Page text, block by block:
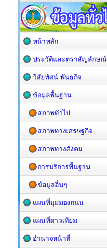
หน้าหลัก
ประวัติและตราสัญลักษณ์
วิสัยทัศน์ พันธกิจ
ข้อมูลพื้นฐาน
สภาพทั่วไป
สภาพทางเศรษฐกิจ
สภาพทางสังคม
การบริการพื้นฐาน
ข้อมูลอื่นๆ
แผนที่มุมมองถนน
แผนที่ดาวเทียม
อำนาจหน้าที่